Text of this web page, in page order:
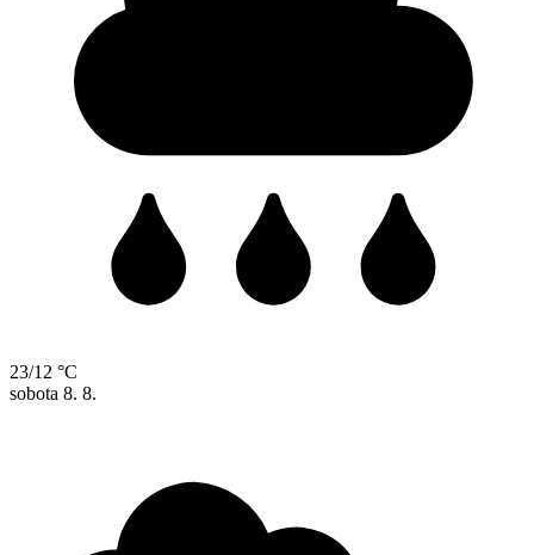
23/12 °C
sobota 8. 8.